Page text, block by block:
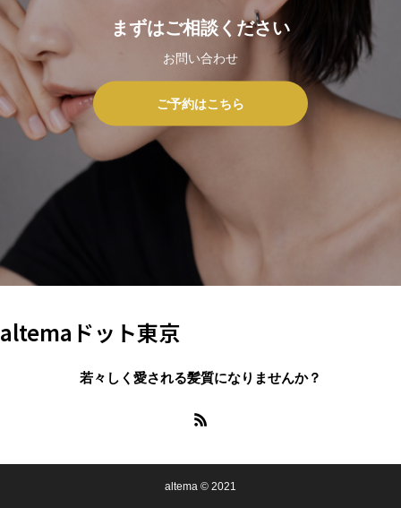
まずはご相談ください
お問い合わせ
ご予約はこちら
altemaドット東京
若々しく愛される髪質になりませんか？
altema © 2021